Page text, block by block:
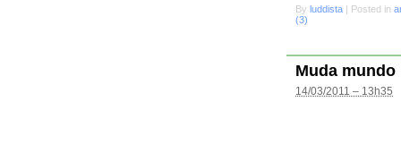
By luddista Posted in
(3)
Muda mundo
14/03/2011 – 13h35